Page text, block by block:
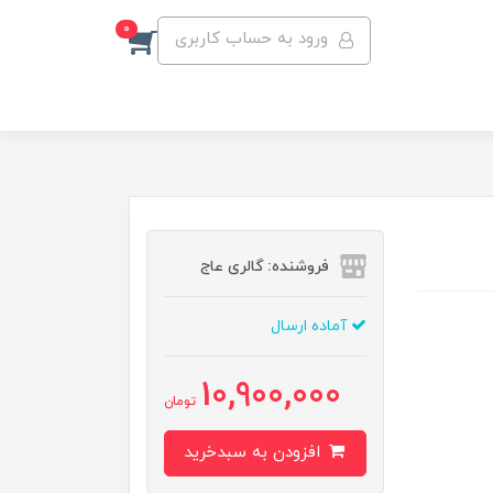
ورود به حساب کاربری 0
فروشنده: گالری عاج
آماده ارسال
10,900,000 تومان